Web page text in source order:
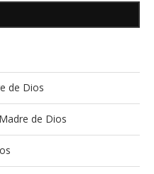
de Dios
de Dios